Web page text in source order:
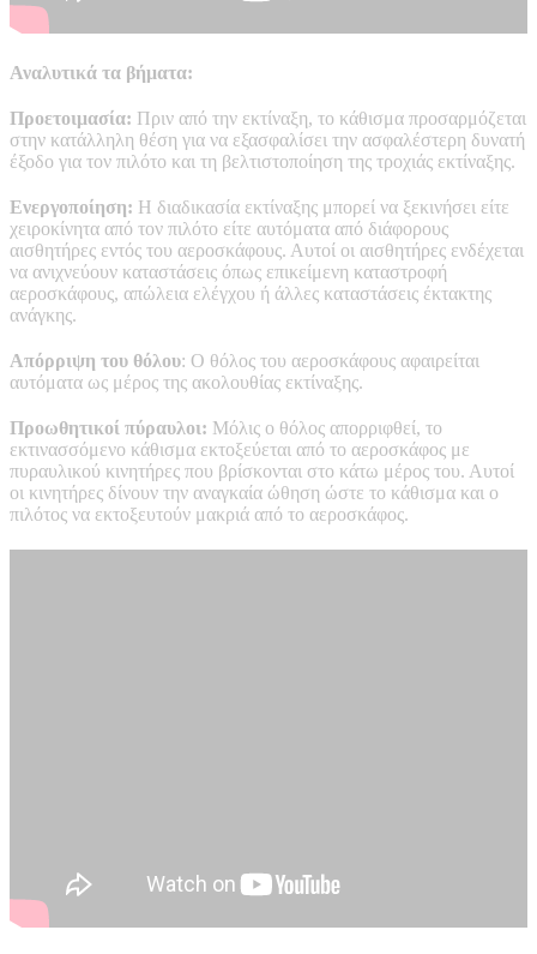
Αναλυτικά τα βήματα:
Προετοιμασία: Πριν από την εκτίναξη, το κάθισμα προσαρμόζεται
στην κατάλληλη θέση για να εξασφαλίσει την ασφαλέστερη δυνατή
έξοδο για τον πιλότο και τη βελτιστοποίηση της τροχιάς εκτίναξης.
Ενεργοποίηση: Η διαδικασία εκτίναξης μπορεί να ξεκινήσει είτε
χειροκίνητα από τον πιλότο είτε αυτόματα από διάφορους
αισθητήρες εντός του αεροσκάφους. Αυτοί οι αισθητήρες ενδέχεται
να ανιχνεύουν καταστάσεις όπως επικείμενη καταστροφή
αεροσκάφους, απώλεια ελέγχου ή άλλες καταστάσεις έκτακτης
ανάγκης.
Απόρριψη του θόλου: Ο θόλος του αεροσκάφους αφαιρείται
αυτόματα ως μέρος της ακολουθίας εκτίναξης.
Προωθητικοί πύραυλοι: Μόλις ο θόλος απορριφθεί, το
εκτινασσόμενο κάθισμα εκτοξεύεται από το αεροσκάφος με
πυραυλικού κινητήρες που βρίσκονται στο κάτω μέρος του. Αυτοί
οι κινητήρες δίνουν την αναγκαία ώθηση ώστε το κάθισμα και ο
πιλότος να εκτοξευτούν μακριά από το αεροσκάφος.